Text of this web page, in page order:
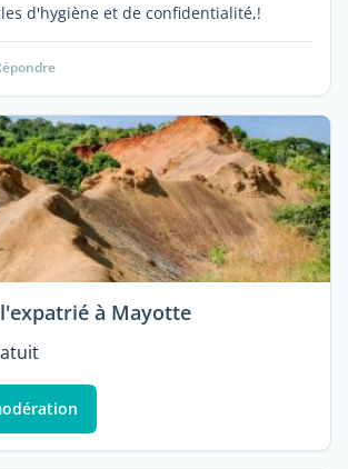
d'hygiène et de confidentialité,!
à Mayotte